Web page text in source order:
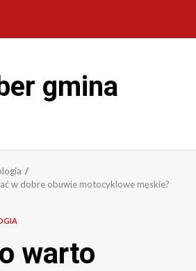
gmina
w dobre obuwie motocyklowe męskie?
warto